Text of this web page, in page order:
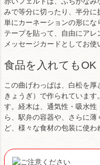
みで等分に切ったり、半分
単にカーネーションの形に
テープを貼って、自由にアレ
メッセージカードとしてお使
食品を入れても
この曲げわっぱは、白松を厚
きょうぎ）で作られていま
す。経木は、通気性・吸水
ら、駅弁の容器や、さらに
ど、様々な食材の包装に使わ